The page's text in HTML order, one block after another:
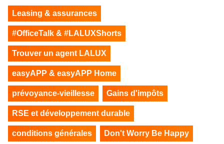
Leasing & assurances
#OfficeTalk & #LALUXShorts
Trouver un agent LALUX
easyAPP & easyAPP Home
prévoyance-vieillesse Gains d'impôts
RSE et développement durable
conditions générales Don't Worry Be Happy